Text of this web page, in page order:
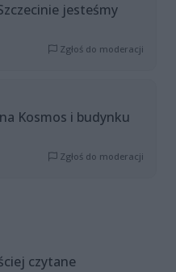
jesteśmy
Zgłoś do moderacji
Kosmos i budynku
Zgłoś do moderacji
czytane